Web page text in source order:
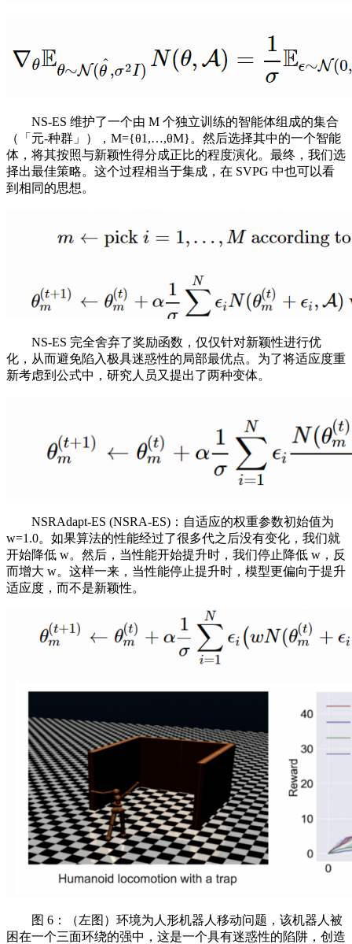
NS-ES 维护了一个由 M 个独立训练的智能体组成的集合
（「元-种群」），M={θ1,…,θM}。然后选择其中的一个智能
体，将其按照与新颖性得分成正比的程度演化。最终，我们选
择出最佳策略。这个过程相当于集成，在 SVPG 中也可以看
到相同的思想。
NS-ES 完全舍弃了奖励函数，仅仅针对新颖性进行优
化，从而避免陷入极具迷惑性的局部最优点。为了将适应度重
新考虑到公式中，研究人员又提出了两种变体。
NSRAdapt-ES (NSRA-ES)：自适应的权重参数初始值为
w=1.0。如果算法的性能经过了很多代之后没有变化，我们就
开始降低 w。然后，当性能开始提升时，我们停止降低 w，反
而增大 w。这样一来，当性能停止提升时，模型更偏向于提升
适应度，而不是新颖性。
图 6：（左图）环境为人形机器人移动问题，该机器人被
困在一个三面环绕的强中，这是一个具有迷惑性的陷阱，创造